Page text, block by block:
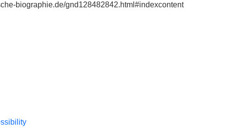
biographie.de/gnd128482842.html#indexcontent